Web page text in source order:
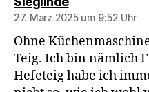
27. März 2025 um 9:52 Uhr
Ohne
Teig. Ich bin nämlich
Hefeteig habe ich